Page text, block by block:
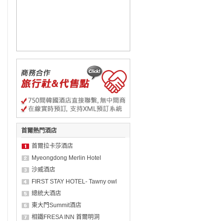
首爾熱門酒店
首爾拉卡莎酒店
Myeongdong Merlin Hotel
沙威酒店
FIRST STAY HOTEL- Tawny owl
總統大酒店
東大門Summit酒店
相鐵FRESA INN 首爾明洞